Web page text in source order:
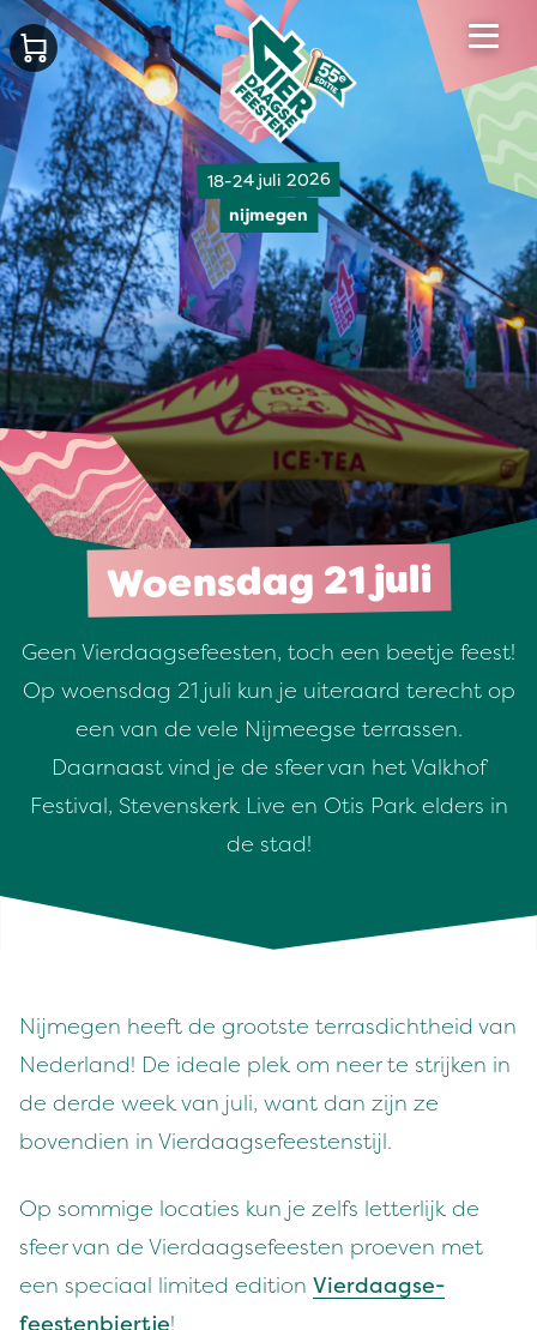
18-24 juli 2026
nijmegen
Woensdag 21 juli
Geen Vierdaagsefeesten, toch een beetje feest!
Op woensdag 21 juli kun je uiteraard terecht op
een van de vele Nijmeegse terrassen.
Daarnaast vind je de sfeer van het Valkhof
Festival, Stevenskerk Live en Otis Park elders in
de stad!
Nijmegen heeft de groot­ste ter­ras­dichtheid van
Ned­er­land! De ide­ale plek om neer te strijken in
de derde week van juli, want dan zijn ze
boven­di­en in Vierdaagsefeestenstijl.
Op som­mige locaties kun je zelfs let­ter­lijk de
sfeer van de Vier­daagse­feesten proeven met
een spe­ci­aal lim­it­ed edi­tion Vier­daagse­
feesten­biert­je!